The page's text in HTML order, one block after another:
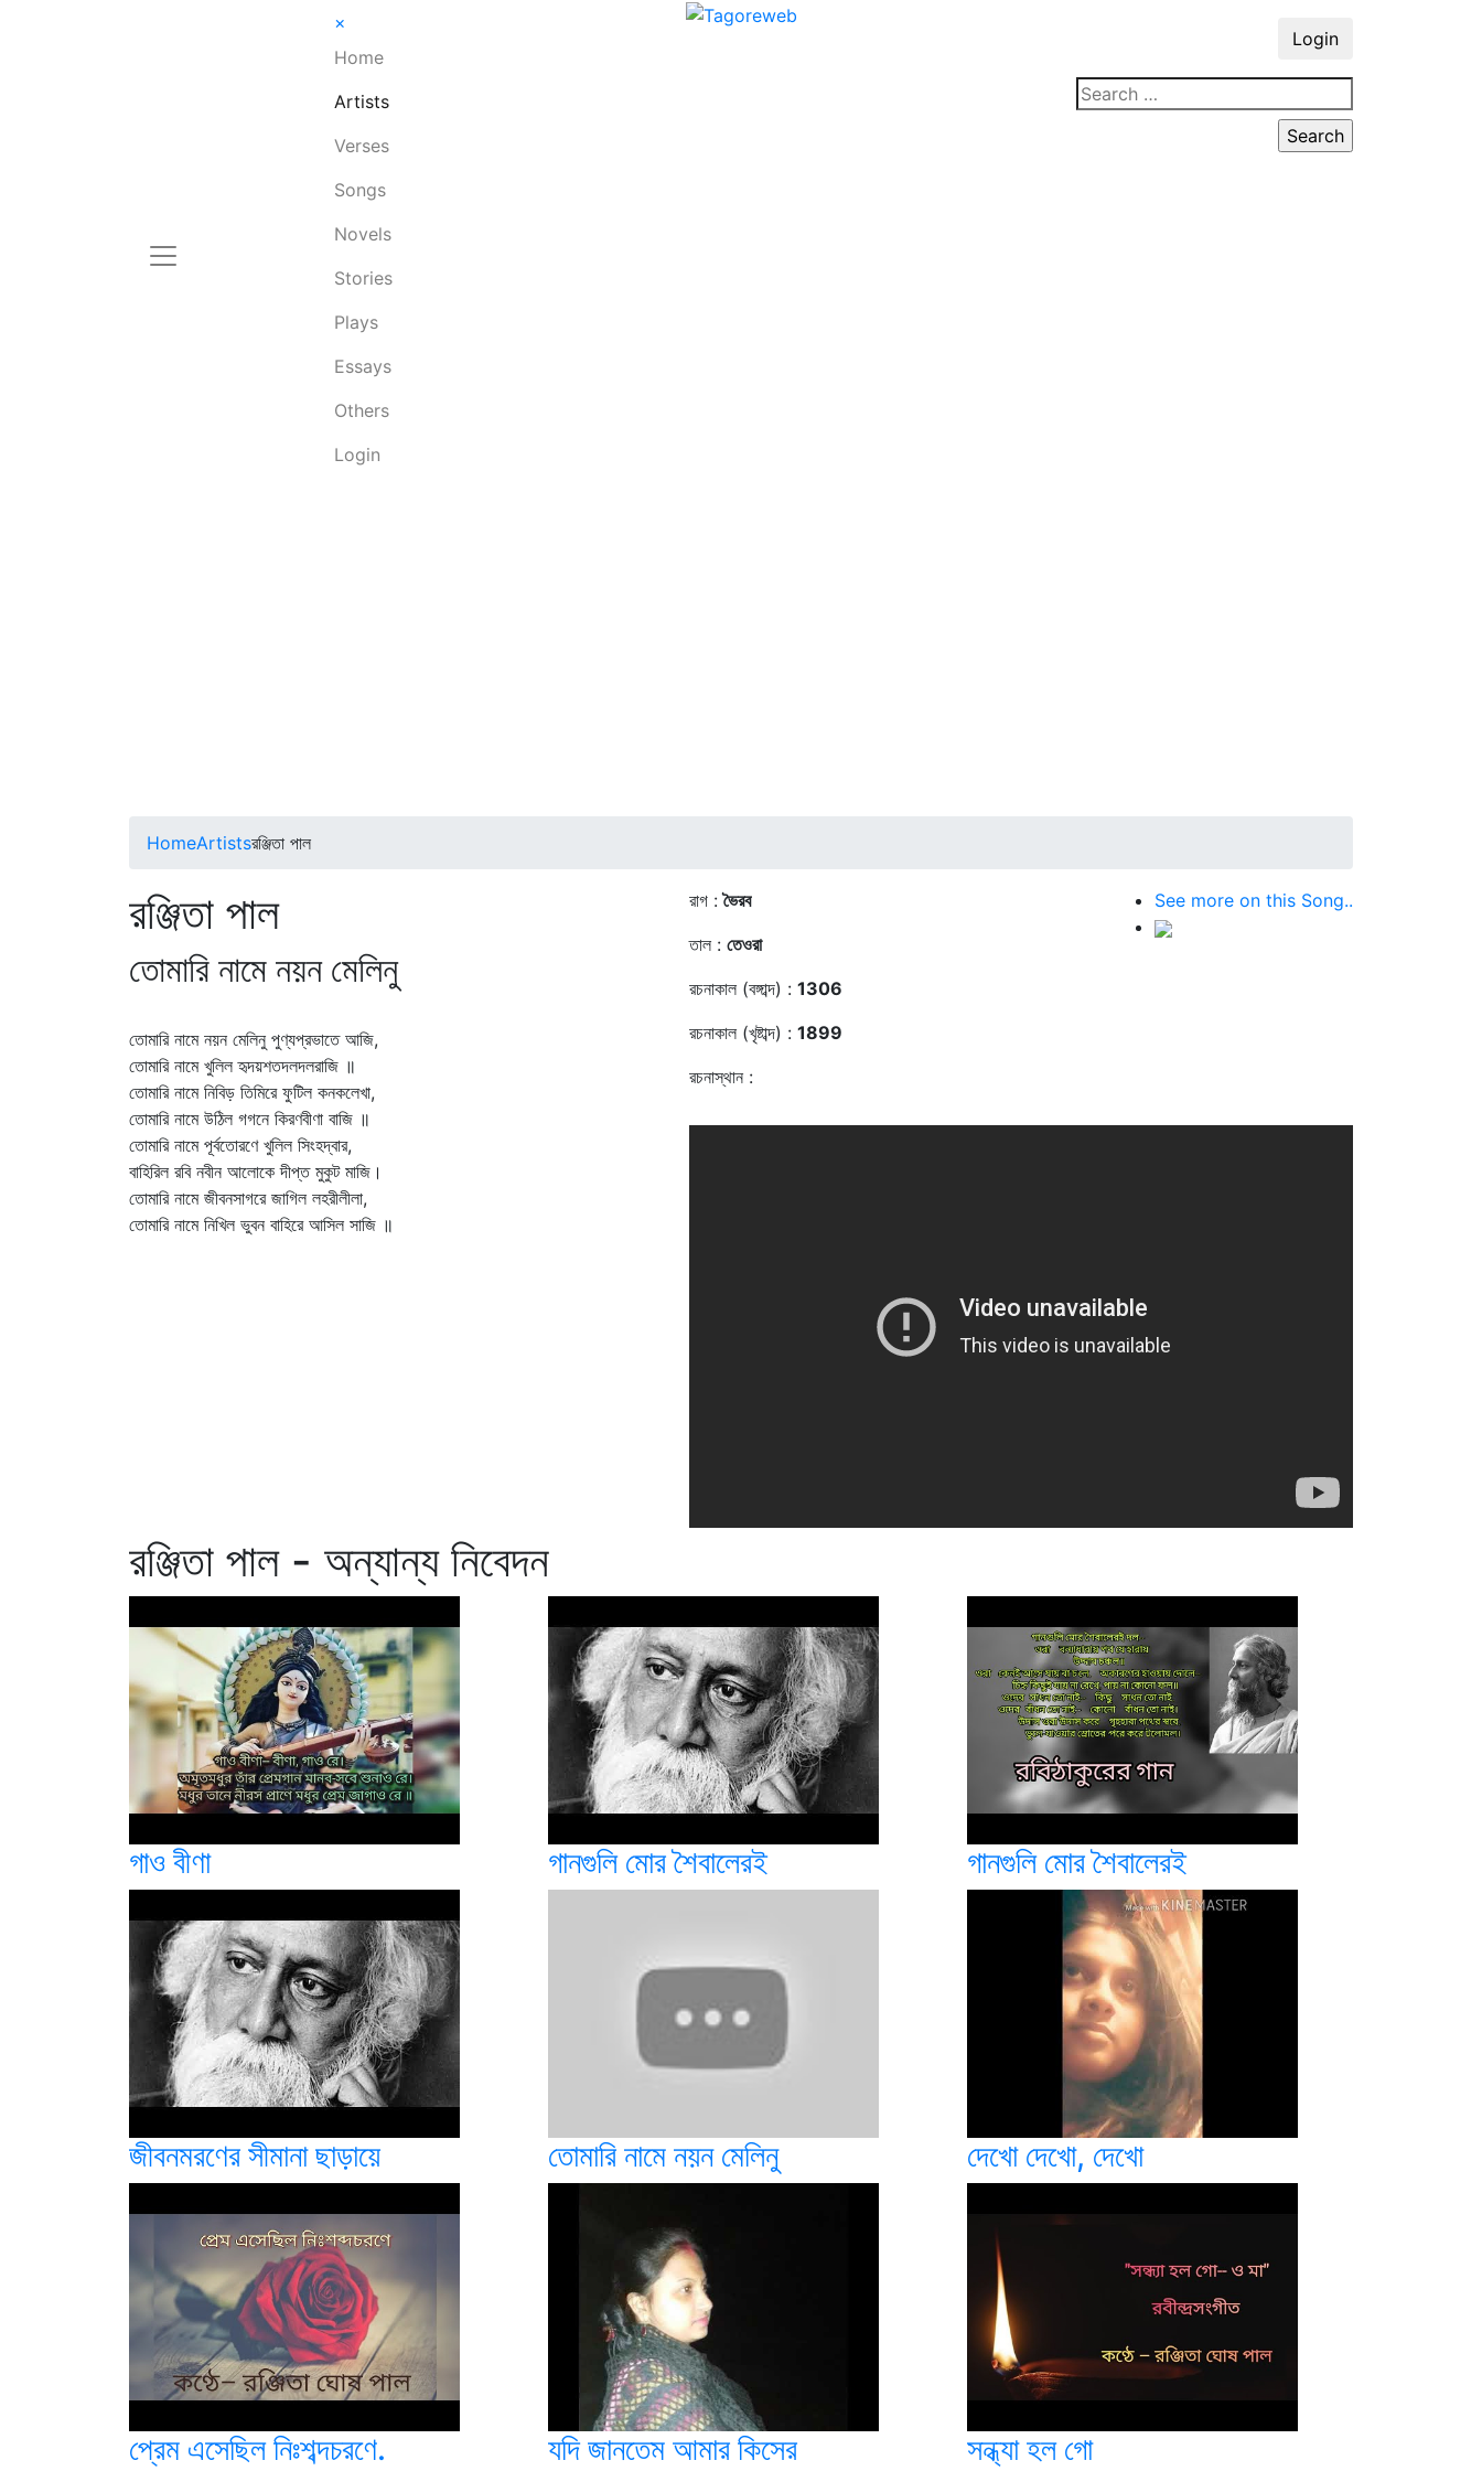
×
Home
Artists
Verses
Songs
Novels
Stories
Plays
Essays
Others
Login
Login
HomeArtistsরঞ্জিতা পাল
রঞ্জিতা পাল
তোমারি নামে নয়ন মেলিনু
তোমারি নামে নয়ন মেলিনু পুণ্যপ্রভাতে আজি,
তোমারি নামে খুলিল হৃদয়শতদলদলরাজি ॥
তোমারি নামে নিবিড় তিমিরে ফুটিল কনকলেখা,
তোমারি নামে উঠিল গগনে কিরণবীণা বাজি ॥
তোমারি নামে পূর্বতোরণে খুলিল সিংহদ্বার,
বাহিরিল রবি নবীন আলোকে দীপ্ত মুকুট মাজি।
তোমারি নামে জীবনসাগরে জাগিল লহরীলীলা,
তোমারি নামে নিখিল ভুবন বাহিরে আসিল সাজি ॥
রাগ :ভৈরব
তাল : তেওরা
রচনাকাল (বঙ্গাব্দ) : 1306
রচনাকাল (খৃষ্টাব্দ) : 1899
রচনাস্থান :
See more on this Song..
রঞ্জিতা পাল - অন্যান্য নিবেদন
গাও বীণা গানগুলি মোর শৈবালেরই গানগুলি মোর শৈবালেরই
জীবনমরণের সীমানা ছাড়ায়ে তোমারি নামে নয়ন মেলিনু দেখো দেখো, দেখো
প্রেম এসেছিল নিঃশব্দচরণে. যদি জানতেম আমার কিসের সন্ধ্যা হল গো